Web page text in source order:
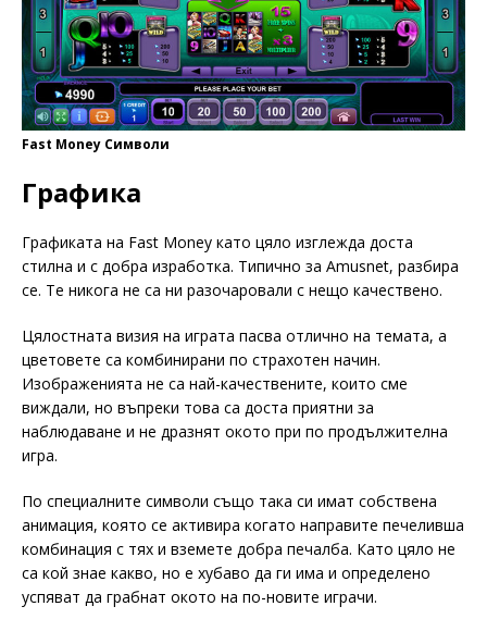
Fast Money Символи
Графика
Графиката на Fast Money като цяло изглежда доста
стилна и с добра изработка. Типично за Amusnet, разбира
се. Те никога не са ни разочаровали с нещо качествено.
Цялостната визия на играта пасва отлично на темата, а
цветовете са комбинирани по страхотен начин.
Изображенията не са най-качествените, които сме
виждали, но въпреки това са доста приятни за
наблюдаване и не дразнят окото при по продължителна
игра.
По специалните символи също така си имат собствена
анимация, която се активира когато направите печеливша
комбинация с тях и вземете добра печалба. Като цяло не
са кой знае какво, но е хубаво да ги има и определено
успяват да грабнат окото на по-новите играчи.